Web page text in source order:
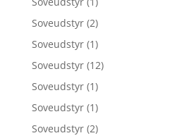
Soveudstyr (2)
Soveudstyr (1)
Soveudstyr (12)
Soveudstyr (1)
Soveudstyr (1)
Soveudstyr (2)